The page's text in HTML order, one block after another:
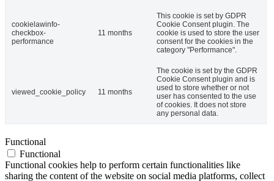
cookielawinfo-
checkbox-
performance
11 months
This cookie is set by GDPR
Cookie Consent plugin. The
cookie is used to store the user
consent for the cookies in the
category "Performance".
viewed_cookie_policy 11 months
The cookie is set by the GDPR
Cookie Consent plugin and is
used to store whether or not
user has consented to the use
of cookies. It does not store
any personal data.
Functional
Functional
Functional cookies help to perform certain functionalities like
sharing the content of the website on social media platforms, collect